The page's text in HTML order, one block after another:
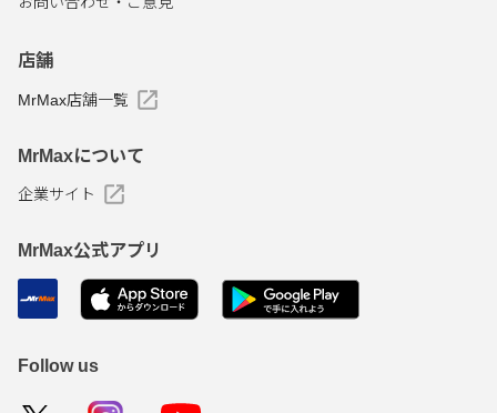
店舗
MrMax店舗一覧
MrMaxについて
企業サイト
MrMax公式アプリ
Follow us